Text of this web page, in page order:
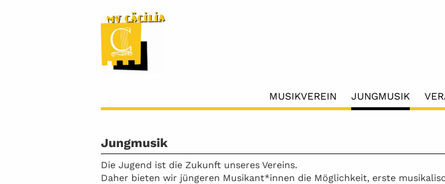
MUSIKVEREIN JUNGMUSIK
Jungmusik
Die Jugend ist die Zukunft unseres Vereins.
Daher bieten wir jüngeren Musikant*innen die Möglichkeit, erste